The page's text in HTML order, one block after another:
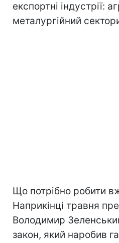
експортні індустрії:
металургійний
Що потрібно робити
Наприкінці травня
Володимир
закон, який наробив